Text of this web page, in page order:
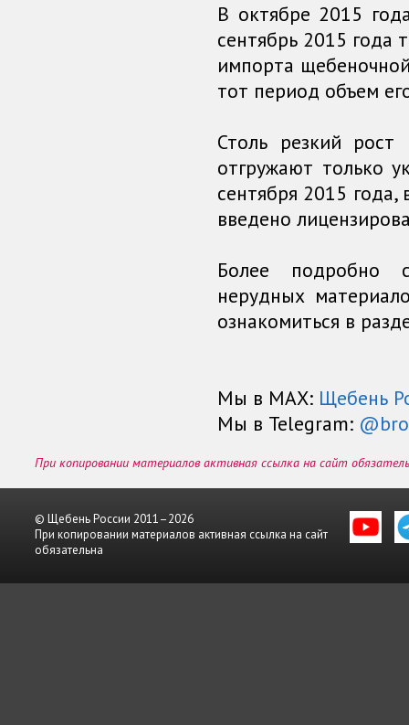
В октябре 2015
сентябрь 2015 года
импорта
тот период объем
Столь резкий
отгружают только
сентября 2015 года,
введено
Более подробно
нерудных
ознакомиться в
Мы в МАХ: Щебень
Мы в Telegram:
При копировании материалов активная ссылка на сайт
© Щебень России 2011–2026
При копировании материалов активная ссылка на сайт
обязательна